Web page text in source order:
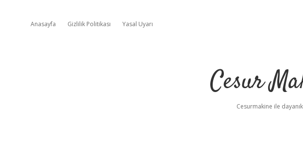
Anasayfa Gizlilik Politikası Yasal Uyarı
Cesur
Cesurmakine ile